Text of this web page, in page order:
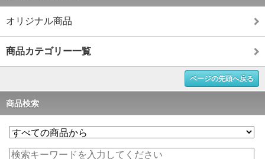
オリジナル商品
商品カテゴリー一覧
ページの先頭へ戻る
商品検索